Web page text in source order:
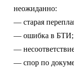
неожиданно:
— старая
— ошибка в БТИ;
—
— спор по